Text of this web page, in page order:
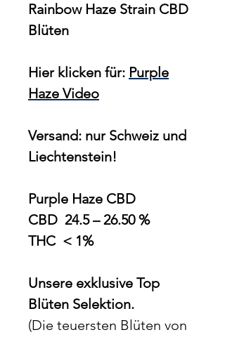
Rainbow Haze Strain CBD
Blüten
Hier klicken für: Purple
Haze Video
Versand: nur Schweiz und
Liechtenstein!
Purple Haze CBD
CBD 24.5 – 26.50 %
THC < 1%
Unsere exklusive Top
Blüten Selektion.
(Die teuersten Blüten von